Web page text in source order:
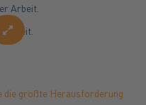
Arbeit.
enlarge
die größte Herausforderung